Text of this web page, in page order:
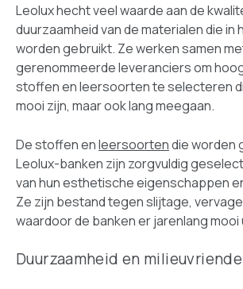
Leolux hecht veel waarde aan de
duurzaamheid van de materialen die in
worden gebruikt. Ze werken samen
gerenommeerde leveranciers om
stoffen en leersoorten te selecteren
mooi zijn, maar ook lang meegaan.
De stoffen enleersoortendie worden
Leolux-banken zijn zorgvuldig
van hun esthetische eigenschappen
Ze zijn bestand tegen slijtage,
waardoor de banken er jarenlang mooi
Duurzaamheid en